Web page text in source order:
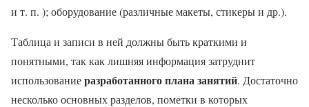
и т. п. ); оборудование (различные макеты, стикеры и др.).
Таблица и записи в ней должны быть краткими и
понятными, так как лишняя информация затруднит
использованиеразработанного плана занятий. Достаточно
несколько основных разделов, пометки в которых